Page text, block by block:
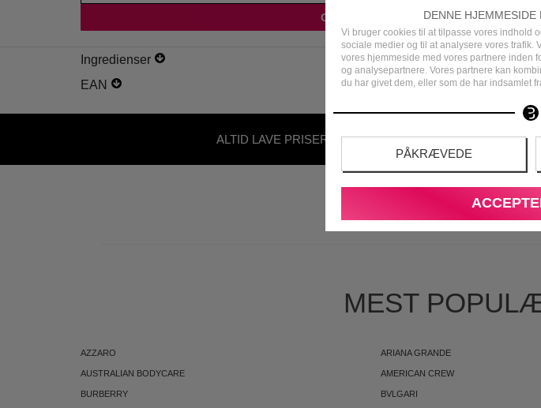
DENNE HJEMMESIDE
Vi bruger cookies til at tilpasse vores indhold
sociale medier og til at analysere vores trafik.
vores hjemmeside med vores partnere inden
og analysepartnere. Vores partnere kan
du har givet dem, eller som de har indsamlet
PÅKRÆVEDE
Ingredienser
EAN
ALTID LAVE PRISER - UDEN DANSK E-
MEST
AZZARO ARIANA GRANDE
AUSTRALIAN BODYCARE AMERICAN CREW
BURBERRY BVLGARI